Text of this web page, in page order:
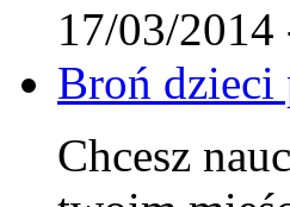
17/03/2014
Broń dzieci
Chcesz